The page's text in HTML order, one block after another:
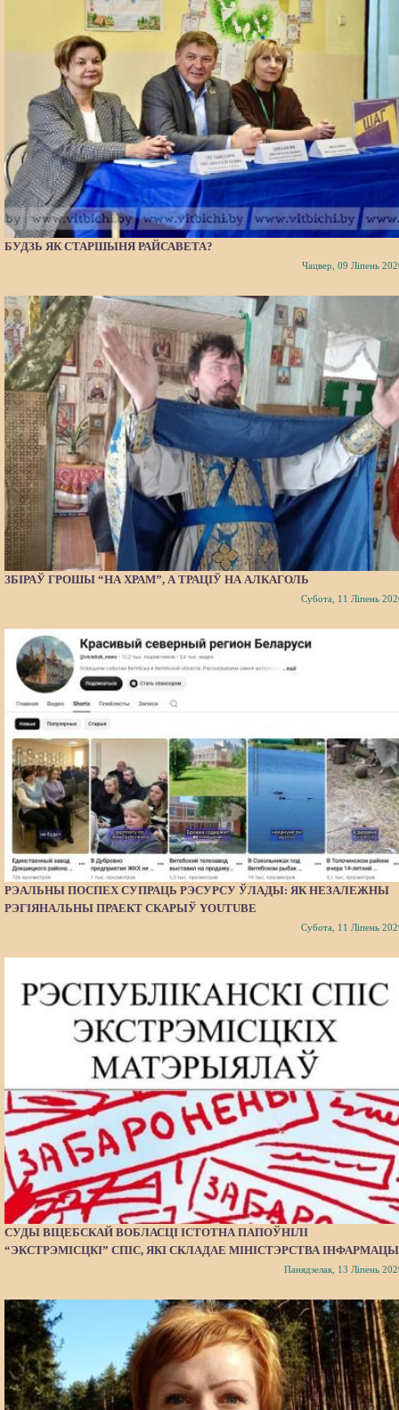
БУДЗЬ ЯК СТАРШЫНЯ РАЙСАВЕТА?
Чацвер, 09 Ліпень
ЗБІРАЎ ГРОШЫ “НА ХРАМ”, А ТРАЦІЎ НА АЛКАГОЛЬ
Субота, 11 Ліпень
РЭАЛЬНЫ ПОСПЕХ СУПРАЦЬ РЭСУРСУ ЎЛАДЫ: ЯК НЕЗАЛЕЖНЫ
РЭГІЯНАЛЬНЫ ПРАЕКТ СКАРЫЎ YOUTUBE
Субота, 11 Ліпень
СУДЫ ВІЦЕБСКАЙ ВОБЛАСЦІ ІСТОТНА ПАПОЎНІЛІ
“ЭКСТРЭМІСЦКІ” СПІС, ЯКІ СКЛАДАЕ МІНІСТЭРСТВА
Панядзелак, 13 Ліпень